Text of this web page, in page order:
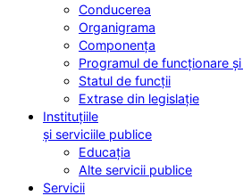
Conducerea
Organigrama
Componența
Programul de funcționare
Statul de funcții
Extrase din legislație
Instituțiile
și serviciile publice
Educația
Alte servicii publice
Servicii